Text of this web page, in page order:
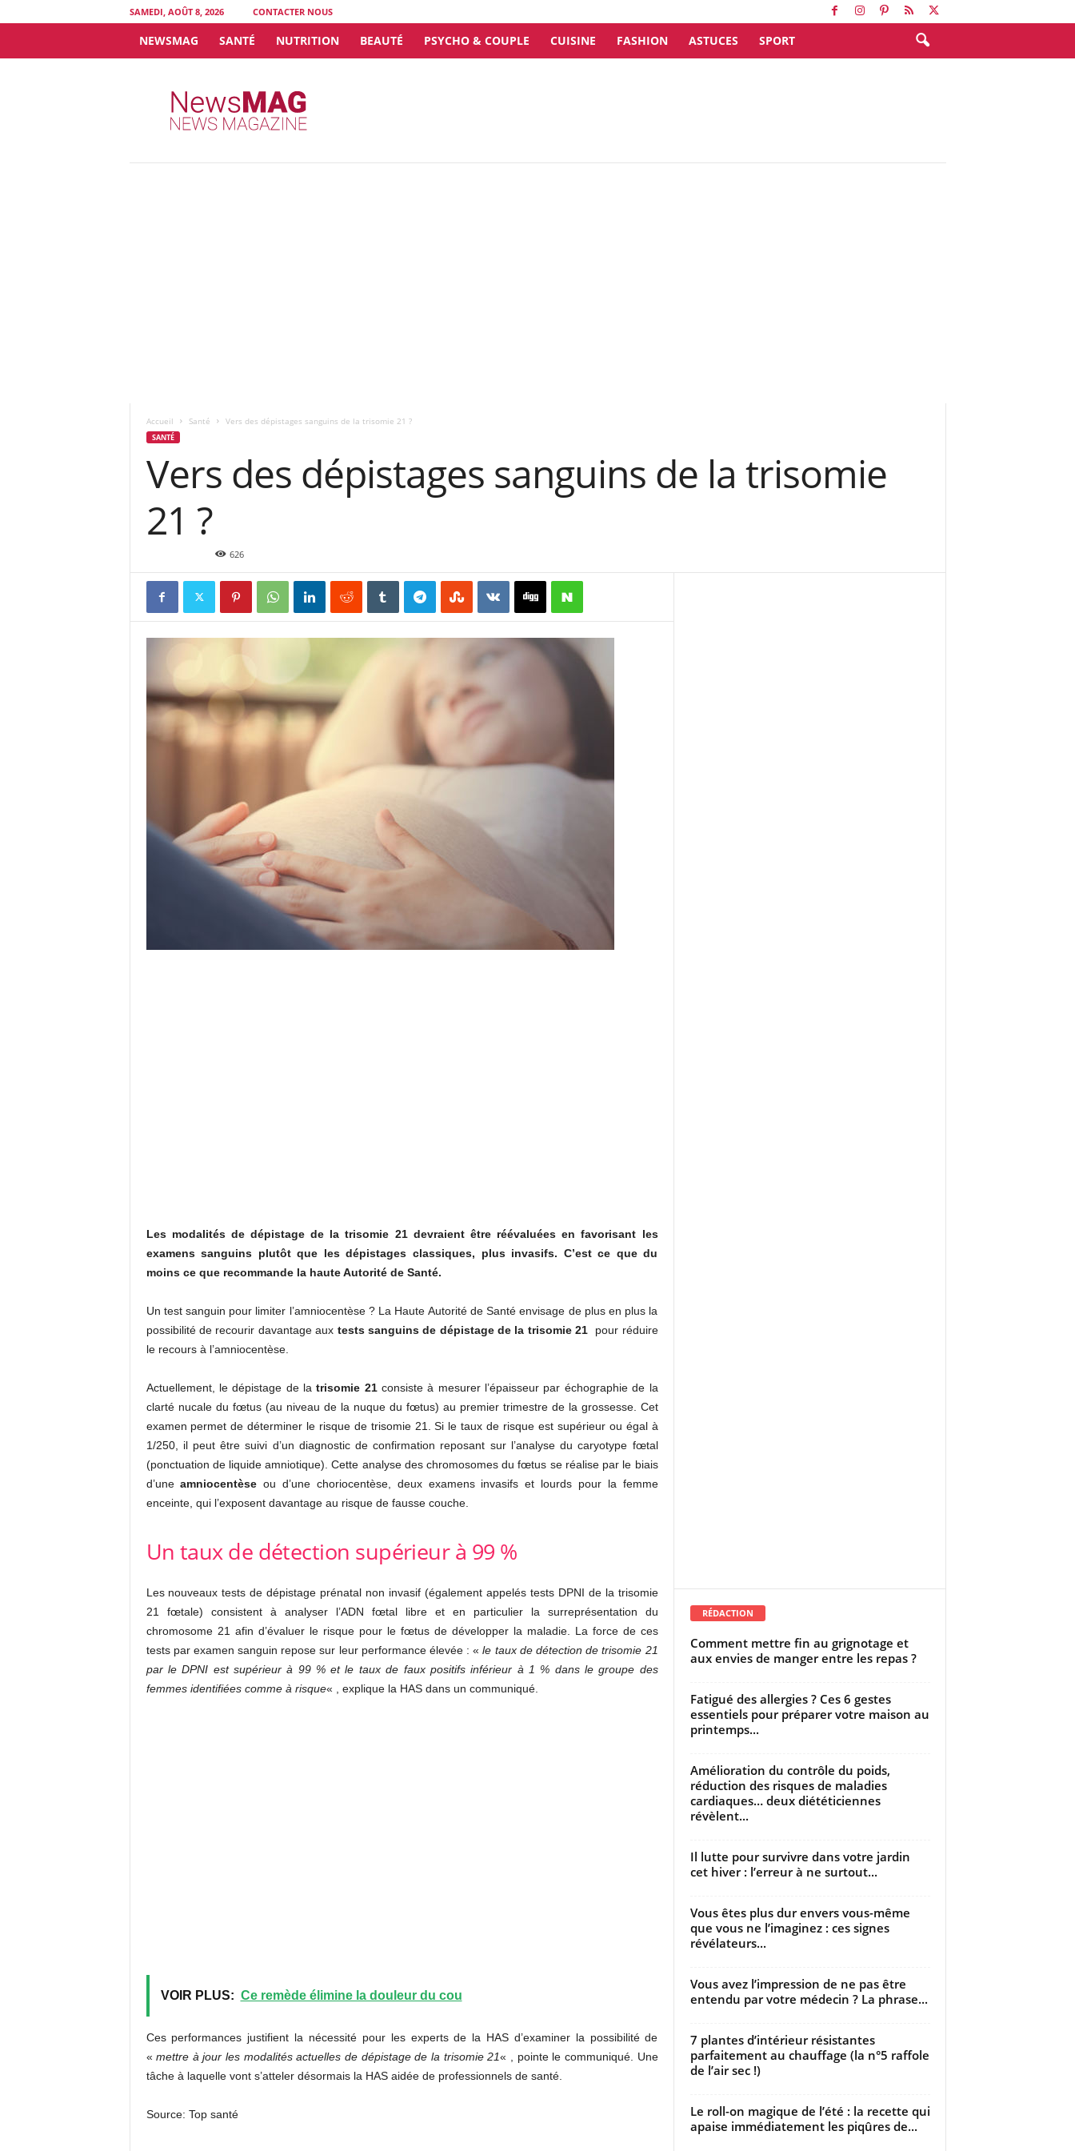
SAMEDI, AOÛT 8, 2026 CONTACTER NOUS
NEWSMAG SANTÉ NUTRITION BEAUTÉ PSYCHO & COUPLE CUISINE FASHION ASTUCES SPORT
Accueil Santé Vers des dépistages sanguins de la trisomie 21 ?
SANTÉ
Vers des dépistages sanguins de la trisomie
21 ?
626
Les modalités de dépistage de la trisomie 21 devraient être réévaluées en favorisant les
examens sanguins plutôt que les dépistages classiques, plus invasifs. C’est ce que du
moins ce que recommande la haute Autorité de Santé.
Un test sanguin pour limiter l’amniocentèse ? La Haute Autorité de Santé envisage de plus en plus la
possibilité de recourir davantage aux tests sanguins de dépistage de la trisomie 21
pour réduire
le recours à l’amniocentèse.
Actuellement, le dépistage de latrisomie 21consiste à mesurer l’épaisseur par échographie de la
clarté nucale du fœtus (au niveau de la nuque du fœtus) au premier trimestre de la grossesse. Cet
examen permet de déterminer le risque de trisomie 21. Si le taux de risque est supérieur ou égal à
1/250, il peut être suivi d’un diagnostic de confirmation reposant sur l’analyse du caryotype fœtal
(ponctuation de liquide amniotique). Cette analyse des chromosomes du fœtus se réalise par le biais
d’uneamniocentèse ou d’une choriocentèse, deux examens invasifs et lourds pour la femme
enceinte, qui l’exposent davantage au risque de fausse couche.
Un taux de détection supérieur à 99 %
Les nouveaux tests de dépistage prénatal non invasif (également appelés tests DPNI de la trisomie
21 fœtale) consistent à analyser l’ADN fœtal libre et en particulier la surreprésentation du
chromosome 21 afin d’évaluer le risque pour le fœtus de développer la maladie. La force de ces
tests par examen sanguin repose sur leur performance élevée : «le taux de détection de trisomie 21
par le DPNI est supérieur à 99 % et le taux de faux positifs inférieur à 1 % dans le groupe des
femmes identifiées comme à risque« , explique la HAS dans un communiqué.
VOIR PLUS: Ce remède élimine la douleur du cou
Ces performances justifient la nécessité pour les experts de la HAS d’examiner la possibilité de
«mettre à jour les modalités actuelles de dépistage de la trisomie 21« , pointe le communiqué. Une
tâche à laquelle vont s’atteler désormais la HAS aidée de professionnels de santé.
Source: Top santé
RÉDACTION
Comment mettre fin au grignotage et
aux envies de manger entre les repas ?
Fatigué des allergies ? Ces 6 gestes
essentiels pour préparer votre maison au
printemps...
Amélioration du contrôle du poids,
réduction des risques de maladies
cardiaques… deux diététiciennes
révèlent...
Il lutte pour survivre dans votre jardin
cet hiver : l’erreur à ne surtout...
Vous êtes plus dur envers vous-même
que vous ne l’imaginez : ces signes
révélateurs...
Vous avez l’impression de ne pas être
entendu par votre médecin ? La phrase...
7 plantes d’intérieur résistantes
parfaitement au chauffage (la n°5 raffole
de l’air sec !)
Le roll-on magique de l’été : la recette qui
apaise immédiatement les piqûres de...